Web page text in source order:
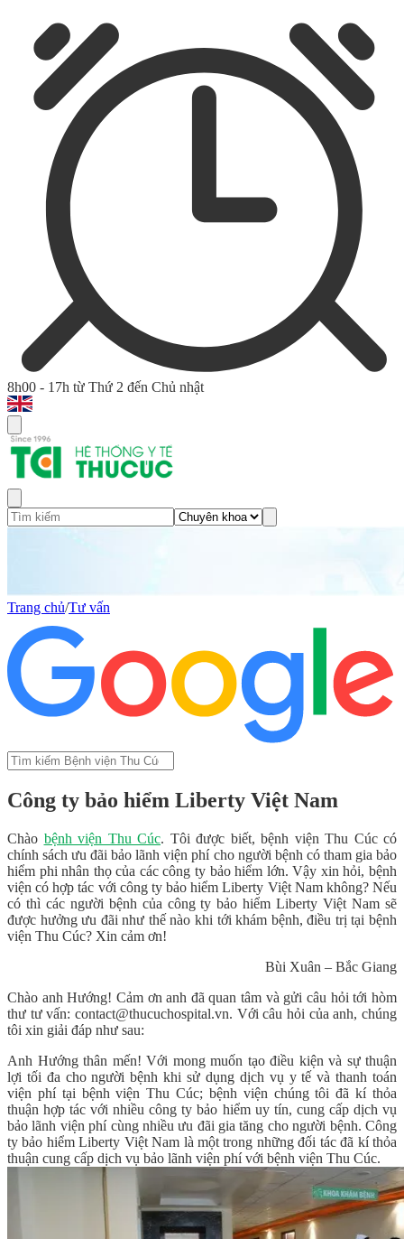
8h00 - 17h từ Thứ 2 đến Chủ nhật
Trang chủ/Tư vấn
Công ty bảo hiểm Liberty Việt Nam
Chào bệnh viện Thu Cúc. Tôi được biết, bệnh viện Thu Cúc có
chính sách ưu đãi bảo lãnh viện phí cho người bệnh có tham gia bảo
hiểm phi nhân thọ của các công ty bảo hiểm lớn. Vậy xin hỏi, bệnh
viện có hợp tác với công ty bảo hiểm Liberty Việt Nam không? Nếu
có thì các người bệnh của công ty bảo hiểm Liberty Việt Nam sẽ
được hưởng ưu đãi như thế nào khi tới khám bệnh, điều trị tại bệnh
viện Thu Cúc? Xin cảm ơn!
Bùi Xuân – Bắc Giang
Chào anh Hướng! Cảm ơn anh đã quan tâm và gửi câu hỏi tới hòm
thư tư vấn: contact@thucuchospital.vn. Với câu hỏi của anh, chúng
tôi xin giải đáp như sau:
Anh Hướng thân mến! Với mong muốn tạo điều kiện và sự thuận
lợi tối đa cho người bệnh khi sử dụng dịch vụ y tế và thanh toán
viện phí tại bệnh viện Thu Cúc; bệnh viện chúng tôi đã kí thỏa
thuận hợp tác với nhiều công ty bảo hiểm uy tín, cung cấp dịch vụ
bảo lãnh viện phí cùng nhiều ưu đãi gia tăng cho người bệnh. Công
ty bảo hiểm Liberty Việt Nam là một trong những đối tác đã kí thỏa
thuận cung cấp dịch vụ bảo lãnh viện phí với bệnh viện Thu Cúc.